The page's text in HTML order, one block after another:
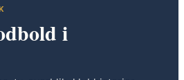
i